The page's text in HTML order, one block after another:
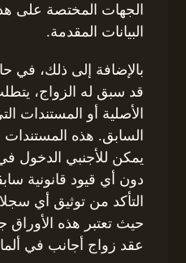
الجهات المختصة على
البيانات المقدمة.
بالإضافة إلى ذلك، في
قد سبق له الزواج،
الأصلية أو المستندات
السابق. هذه
يمكن للأجنبي الدخول
دون أي قيود قانونية
التأكد من توثيق أي
حيث تعتبر هذه الأوراق
عقد زواج أجانب في